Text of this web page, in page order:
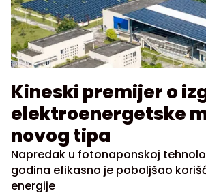
Kineski premijer o
elektroenergetske
novog tipa
Napredak u fotonaponskoj
godina efikasno je poboljšao
energije